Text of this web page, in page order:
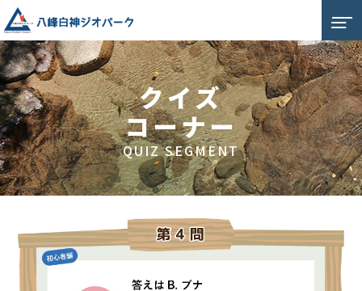
クイズ
コーナー
QUIZ SEGMENT